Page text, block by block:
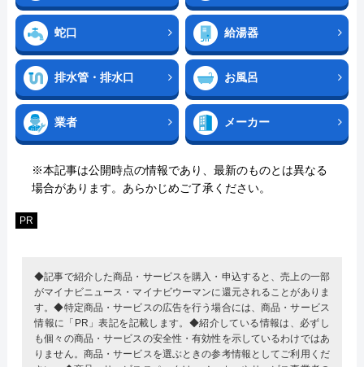
蛇口 給湯器
排水管・排水口 お風呂
業者 メーカー
※本記事は公開時点の情報であり、最新のものとは異なる
場合があります。あらかじめご了承ください。
PR
◆記事で紹介した商品・サービスを購入・申込すると、売上の一部
がマイナビニュース・マイナビウーマンに還元されることがありま
す。◆特定商品・サービスの広告を行う場合には、商品・サービス
情報に「PR」表記を記載します。◆紹介している情報は、必ずし
も個々の商品・サービスの安全性・有効性を示しているわけではあ
りません。商品・サービスを選ぶときの参考情報としてご利用くだ